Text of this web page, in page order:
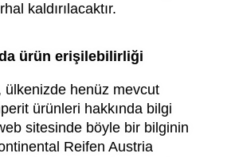
kaldırılacaktır.
ürün erişilebilirliği
ülkenizde henüz mevcut
ürünleri hakkında bilgi
sitesinde böyle bir bilginin
Reifen Austria